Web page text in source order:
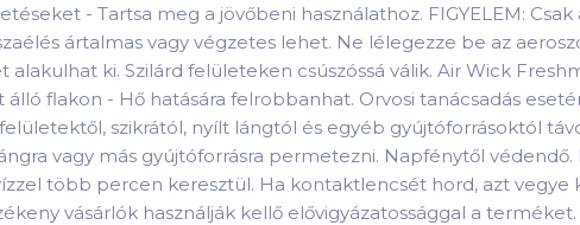
- Tartsa meg a jövőbeni használathoz. FIGYELEM: Csak
ártalmas vagy végzetes lehet. Ne lélegezze be az
ki. Szilárd felületeken csúszóssá válik. Air Wick
flakon - Hő hatására felrobbanhat. Orvosi tanácsadás
szikrától, nyílt lángtól és egyéb gyújtóforrásoktól
vagy más gyújtóforrásra permetezni. Napfénytől
több percen keresztül. Ha kontaktlencsét hord, azt vegye
vásárlók használják kellő elővigyázatossággal a